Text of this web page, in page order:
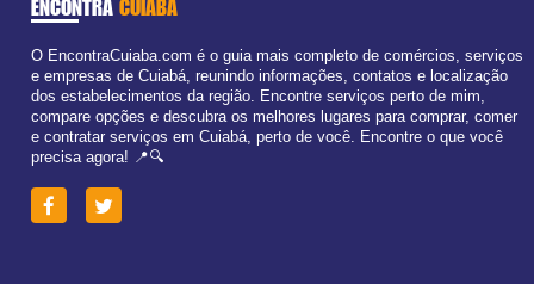
ENCONTRA CUIABÁ
O EncontraCuiaba.com é o guia mais completo de comércios, serviços
e empresas de Cuiabá, reunindo informações, contatos e localização
dos estabelecimentos da região. Encontre serviços perto de mim,
compare opções e descubra os melhores lugares para comprar, comer
e contratar serviços em Cuiabá, perto de você. Encontre o que você
precisa agora! 📍🔍